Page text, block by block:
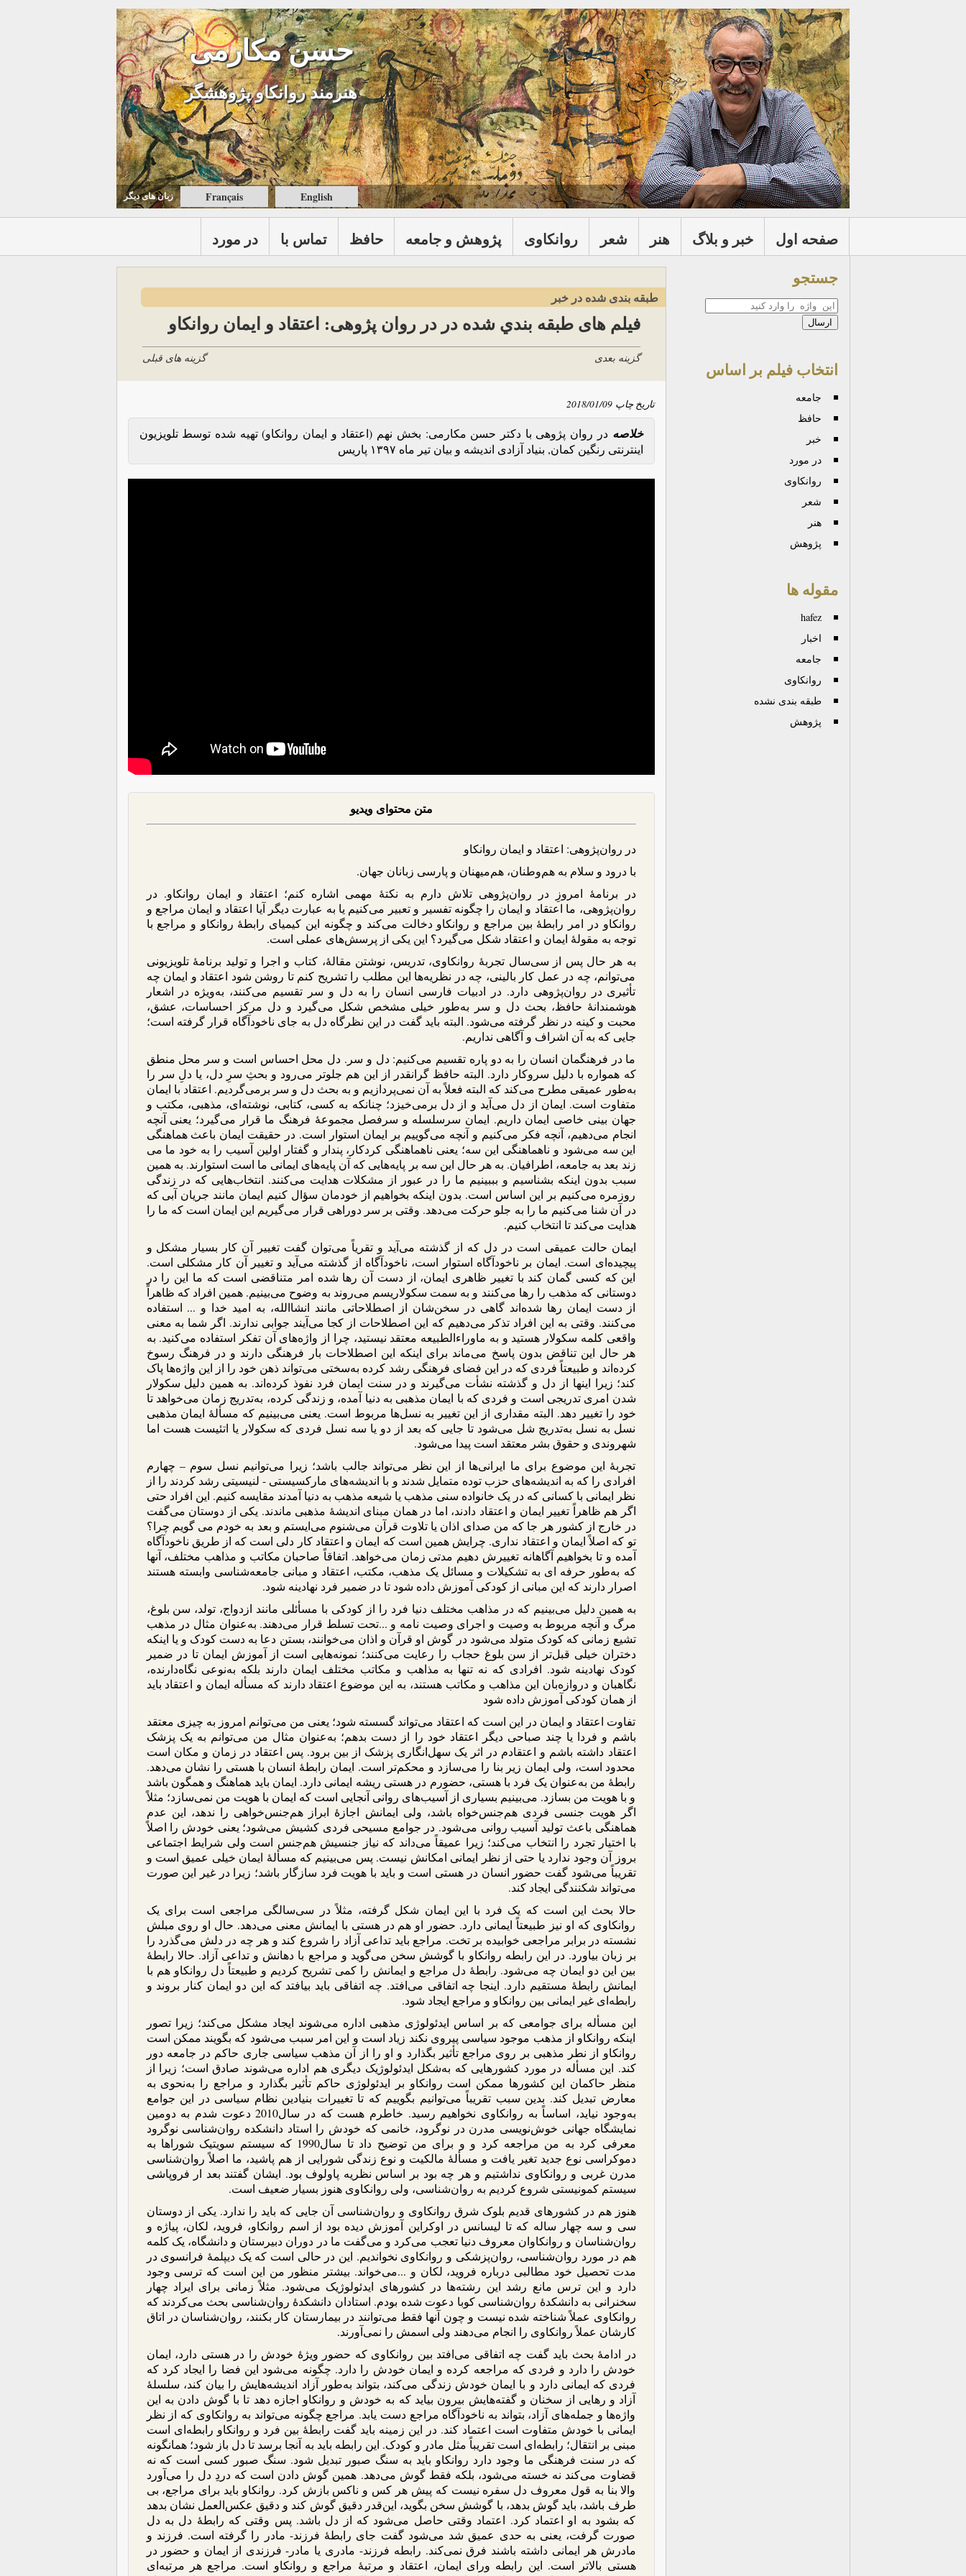
حسن مکارمی
هنرمند روانکاو پژوهشگر
زبان های ديگر Français English
در مورد تماس با حافظ پژوهش و جامعه روانكاوی شعر هنر خبر و بلاگ صفحه اول
طبقه بندی شده در خبر
فیلم های طبقه بندي شده در در روان پژوهی: اعتقاد و ایمان روانکاو
گزینه های قبلی گزینه بعدی
تاریخ چاپ2018/01/09
خلاصهدر روان پژوهی با دکتر حسن مکارمی: بخش نهم (اعتقاد و ایمان روانکاو) تهیه شده توسط تلویزیون
اینترنتی رنگین کمان, بنیاد آزادی اندیشه و بیان تیر ماه ۱۳۹۷ پاریس
متن محتوای ویدیو
در روان‌پژوهی: اعتقاد و ایمان روانکاو
با درود و سلام به هم‌وطنان، هم‌میهنان و پارسی زبانان جهان.
در برنامۀ امروزِ در روان‌پژوهی تلاش دارم به نکتۀ مهمی اشاره کنم؛ اعتقاد و ایمان روانکاو. در
روان‌پژوهی، ما اعتقاد و ایمان را چگونه تفسیر و تعبیر می‌کنیم یا به عبارت دیگر آیا اعتقاد و ایمان مراجع و
روانکاو در امر رابطۀ بین مراجع و روانکاو دخالت می‌کند و چگونه این کیمیای رابطۀ روانکاو و مراجع با
توجه به مقولۀ ایمان و اعتقاد شکل می‌گیرد؟ این یکی از پرسش‌های عملی است.
به هر حال پس از سی‌سال تجربۀ روانکاوی، تدریس، نوشتن مقالۀ، کتاب و اجرا و تولید برنامۀ تلویزیونی
می‌توانم، چه در عمل کار بالینی، چه در نظریه‌ها این مطلب را تشریح کنم تا روشن شود اعتقاد و ایمان چه
تأثیری در روان‌پژوهی دارد. در ادبیات فارسی انسان را به دل و سر تقسیم می‌کنند، به‌ویژه در اشعار
هوشمندانۀ حافظ، بحث دل و سر به‌طور خیلی مشخص شکل می‌گیرد و دل مرکز احساسات، عشق،
محبت و کینه در نظر گرفته می‌شود. البته باید گفت در این نظرگاه دل به جای ناخودآگاه قرار گرفته است؛
جایی که به آن اشراف و آگاهی نداریم.
ما در فرهنگمان انسان را به دو پاره تقسیم می‌کنیم: دل و سر. دل محل احساس است و سر محل منطق
که همواره با دلیل سروکار دارد. البته حافظ گرانقدر از این هم جلوتر می‌رود و بحثِ سرِ دل، یا دلِ سر را
به‌طور عمیقی مطرح می‌کند که البته فعلاً به آن نمی‌پردازیم و به بحث دل و سر برمی‌گردیم. اعتقاد با ایمان
متفاوت است. ایمان از دل می‌آید و از دل برمی‌خیزد؛ چنانکه به کسی، کتابی، نوشته‌ای، مذهبی، مکتب و
جهان بینی خاصی ایمان داریم. ایمان سرسلسله و سرفصل مجموعۀ فرهنگ ما قرار می‌گیرد؛ یعنی آنچه
انجام می‌دهیم، آنچه فکر می‌کنیم و آنچه می‌گوییم بر ایمان استوار است. در حقیقت ایمان باعث هماهنگی
این سه می‌شود و ناهماهنگی این سه؛ یعنی ناهماهنگی کردکار، پندار و گفتار اولین آسیب را به خود ما می
زند بعد به جامعه، اطرافیان. به هر حال این سه بر پایه‌هایی که آن پایه‌های ایمانی ما است استوارند. به همین
سبب بدون اینکه بشناسیم و بببینیم ما را در عبور از مشکلات هدایت می‌کنند. انتخاب‌هایی که در زندگی
روزمره می‌کنیم بر این اساس است. بدون اینکه بخواهیم از خودمان سؤال کنیم ایمان مانند جریان آبی که
در آن شنا می‌کنیم ما را به جلو حرکت می‌دهد. وقتی بر سر دوراهی قرار می‌گیریم این ایمان است که ما را
هدایت می‌کند تا انتخاب کنیم.
ایمان حالت عمیقی است در دل که از گذشته می‌آید و تقریاً می‌توان گفت تغییر آن کار بسیار مشکل و
پیچیده‌ای است. ایمان بر ناخودآگاه استوار است، ناخودآگاه از گذشته می‌آید و تغییر آن کار مشکلی است.
این که کسی گمان کند با تغییر ظاهری ایمان، از دست آن رها شده امر متناقضی است که ما این را در
دوستانی که مذهب را رها می‌کنند و به سمت سکولاریسم می‌روند به وضوح می‌بینیم. همین افراد که ظاهراً
از دست ایمان رها شده‌اند گاهی در سخن‌شان از اصطلاحاتی مانند انشاالله، به امید خدا و ... استفاده
می‌کنند. وقتی به این افراد تذکر می‌دهیم که این اصطلاحات از کجا می‌آیند جوابی ندارند. اگر شما به معنی
واقعی کلمه سکولار هستید و به ماوراء‌الطبیعه معتقد نیستید، چرا از واژه‌های آن تفکر استفاده می‌کنید. به
هر حال این تناقض بدون پاسخ می‌ماند برای اینکه این اصطلاحات بار فرهنگی دارند و در فرهنگ رسوخ
کرده‌اند و طبیعتاً فردی که در این فضای فرهنگی رشد کرده به‌سختی می‌تواند ذهن خود را از این واژه‌ها پاک
کند؛ زیرا اینها از دل و گذشته نشأت می‌گیرند و در سنت ایمان فرد نفوذ کرده‌اند. به همین دلیل سکولار
شدن امری تدریجی است و فردی که با ایمان مذهبی به دنیا آمده، و زندگی کرده، به‌تدریج زمان می‌خواهد تا
خود را تغییر دهد. البته مقداری از این تغییر به نسل‌ها مربوط است. یعنی می‌بینیم که مسألۀ ایمان مذهبی
نسل به نسل به‌تدریج شل می‌شود تا جایی که بعد از دو یا سه نسل فردی که سکولار یا اتئیست هست اما
شهروندی و حقوق بشر معتقد است پیدا می‌شود.
تجربۀ این موضوع برای ما ایرانی‌ها از این نظر می‌تواند جالب باشد؛ زیرا می‌توانیم نسل سوم – چهارم
افرادی را که به اندیشه‌های حزب توده متمایل شدند و با اندیشه‌های مارکسیستی - لنیسیتی رشد کردند را از
نظر ایمانی با کسانی که در یک خانواده سنی مذهب یا شیعه مذهب به دنیا آمدند مقایسه کنیم. این افراد حتی
اگر هم ظاهراً تغییر ایمان و اعتقاد دادند، اما در همان مبنای اندیشۀ مذهبی ماندند. یکی از دوستان می‌گفت
در خارج از کشور هر جا که من صدای اذان یا تلاوت قرآن می‌شنوم می‌ایستم و بعد به خودم می گویم چرا؟
تو که اصلاً ایمان و اعتقاد نداری. چرایش همین است که ایمان و اعتقاد کار دلی است که از طریق ناخودآگاه
آمده و تا بخواهیم آگاهانه تغییرش دهیم مدتی زمان می‌خواهد. اتفاقاً صاحبان مکاتب و مذاهب مختلف، آنها
که به‌طور حرفه ای به تشکیلات و مسائل یک مذهب، مکتب، اعتقاد و مبانی جامعه‌شناسی وابسته هستند
اصرار دارند که این مبانی از کودکی آموزش داده شود تا در ضمیر فرد نهادینه شود.
به همین دلیل می‌بینیم که در مذاهب مختلف دنیا فرد را از کودکی با مسأئلی مانند ازدواج، تولد، سن بلوغ،
مرگ و آنچه مربوط به وصیت و اجرای وصیت نامه و ...تحت تسلط قرار می‌دهند. به‌عنوان مثال در مذهب
تشیع زمانی که کودک متولد می‌شود در گوش او قرآن و اذان می‌خوانند، بستن دعا به دست کودک و یا اینکه
دختران خیلی قبل‌تر از سن بلوغ حجاب را رعایت می‌کنند؛ نمونه‌هایی است از آموزش ایمان تا در ضمیر
کودک نهادینه شود. افرادی که نه تنها به مذاهب و مکاتب مختلف ایمان دارند بلکه به‌نوعی نگاه‌دارنده،
نگاهبان و دروازه‌بان این مذاهب و مکاتب هستند، به این موضوع اعتقاد دارند که مسأله ایمان و اعتقاد باید
از همان کودکی آموزش داده شود
تفاوت اعتقاد و ایمان در این است که اعتقاد می‌تواند گسسته شود؛ یعنی من می‌توانم امروز به چیزی معتقد
باشم و فردا یا چند صباحی دیگر اعتقاد خود را از دست بدهم؛ به‌عنوان مثال من می‌توانم به یک پزشک
اعتقاد داشته باشم و اعتقادم در اثر یک سهل‌انگاری پزشک از بین برود. پس اعتقاد در زمان و مکان است
محدود است، ولی ایمان زیر بنا را می‌سازد و محکم‌تر است. ایمان رابطۀ انسان با هستی را نشان می‌دهد.
رابطۀ من به‌عنوان یک فرد با هستی، حضورم در هستی ریشه ایمانی دارد. ایمان باید هماهنگ و همگون باشد
و با هویت من بسازد. می‌بینیم بسیاری از آسیب‌های روانی آنجایی است که ایمان با هویت من نمی‌سازد؛ مثلاً
اگر هویت جنسی فردی هم‌جنس‌خواه باشد، ولی ایمانش اجازۀ ابراز هم‌جنس‌خواهی را ندهد، این عدم
هماهنگی باعث تولید آسیب روانی می‌شود. در جوامع مسیحی فردی کشیش می‌شود؛ یعنی خودش را اصلاً
با اختیار تجرد را انتخاب می‌کند؛ زیرا عمیقاً می‌داند که نیاز جنسیش هم‌جنس است ولی شرایط اجتماعی
بروز آن وجود ندارد یا حتی از نظر ایمانی امکانش نیست. پس می‌بینیم که مسألۀ ایمان خیلی عمیق است و
تقریباً می‌شود گفت حضور انسان در هستی است و باید با هویت فرد سازگار باشد؛ زیرا در غیر این صورت
می‌تواند شکنندگی ایجاد کند.
حالا بحث این است که یک فرد با این ایمان شکل گرفته، مثلاً در سی‌سالگی مراجعی است برای یک
روانکاوی که او نیز طبیعتاً ایمانی دارد. حضور او هم در هستی با ایمانش معنی می‌دهد. حال او روی مبلش
نشسته در برابر مراجعی خوابیده بر تخت. مراجع باید تداعی آزاد را شروع کند و هر چه در دلش می‌گذرد را
بر زبان بیاورد. در این رابطه روانکاو با گوشش سخن می‌گوید و مراجع با دهانش و تداعی آزاد. حالا رابطۀ
بین این دو ایمان چه می‌شود. رابطۀ دل مراجع و ایمانش را کمی تشریح کردیم و طبیعتاً دل روانکاو هم با
ایمانش رابطۀ مستقیم دارد. اینجا چه اتفاقی می‌افتد. چه اتفاقی باید بیافتد که این دو ایمان کنار بروند و
رابطه‌ای غیر ایمانی بین روانکاو و مراجع ایجاد شود.
این مسأله برای جوامعی که بر اساس ایدئولوژی مذهبی اداره می‌شوند ایجاد مشکل می‌کند؛ زیرا تصور
اینکه روانکاو از مذهب موجود سیاسی پیروی نکند زیاد است و این امر سبب می‌شود که بگویند ممکن است
روانکاو از نطر مذهبی بر روی مراجع تأثیر بگذارد و او را از آن مذهب سیاسی جاری حاکم در جامعه دور
کند. این مسأله در مورد کشورهایی که به‌شکل ایدئولوژیک دیگری هم اداره می‌شوند صادق است؛ زیرا از
منظر حاکمان این کشورها ممکن است روانکاو بر ایدئولوژی حاکم تأثیر بگذارد و مراجع را به‌نحوی به
معارض تبدیل کند. بدین سبب تقریباً می‌توانیم بگوییم که تا تغییرات بنیادین نظام سیاسی در این جوامع
به‌وجود نیاید، اساساً به روانکاوی نخواهیم رسید. خاطرم هست که در سال2010 دعوت شدم به دومین
نمایشگاه جهانی خوش‌نویسی مدرن در نوگرود، خانمی که خودش را استاد دانشکده روان‌‌شناسی نوگرود
معرفی کرد به من مراجعه کرد و و برای من توضیح داد تا سال1990 که سیستم سویتیک شوراها به
دموکراسی نوع جدید تغیر یافت و مسألۀ مالکیت و نوع زندگی شورایی از هم پاشید، ما اصلاً روان‌‌شناسی
مدرن غربی و روانکاوی نداشتیم و هر چه بود بر اساس نظریه پاولوف بود. ایشان گفتند بعد ار فروپاشی
سیستم کمونیستی شروع کردیم به روان‌‌شناسی، ولی روانکاوی هنوز بسیار ضعیف است.
هنوز هم در کشورهای قدیم بلوک شرق روانکاوی و روان‌‌شناسی آن جایی که باید را ندارد. یکی از دوستان
سی و سه چهار ساله که تا لیسانس در اوکراین آموزش دیده بود از اسم روانکاو، فروید، لکان، پیاژه و
روان‌‌شناسان و روانکاوان معروف دنیا تعجب می‌کرد و می‌گفت ما در دوران دبیرستان و دانشگاه، یک کلمه
هم در مورد روان‌‌شناسی، روان‌پزشکی و روانکاوی نخواندیم. این در حالی است که یک دیپلمۀ فرانسوی در
مدت تحصیل خود مطالبی درباره فروید، لکان و ...می‌خواند. بیشتر منظور من این است که ترسی وجود
دارد و این ترس مانع رشد این رشته‌ها در کشورهای ایدئولوژیک می‌شود. مثلاً زمانی برای ایراد چهار
سخنرانی به دانشکدۀ روان‌‌شناسی کوبا دعوت شده بودم. استادان دانشکدۀ روان‌‌شناسی بحث می‌کردند که
روانکاوی عملاً شناخته شده نیست و چون آنها فقط می‌توانند در بیمارستان کار بکنند، روان‌‌شناسان در اتاق
کارشان عملاً روانکاوی را انجام می‌دهند ولی اسمش را نمی‌آورند.
در ادامۀ بحث باید گفت چه اتفاقی می‌افتد بین روانکاوی که حضور ویژۀ خودش را در هستی دارد، ایمان
خودش را دارد و فردی که مراجعه کرده و ایمان خودش را دارد. چگونه می‌شود این فضا را ایجاد کرد که
فردی که ایمانی دارد و با ایمان خودش زندگی می‌کند، بتواند به‌طور آزاد اندیشه‌هایش را بیان کند، سلسلۀ
آزاد و رهایی از سخنان و گفته‌هایش بیرون بیاید که به خودش و روانکاو اجازه دهد تا با گوش دادن به این
واژه‌ها و جمله‌های آزاد، بتواند به ناخودآگاه مراجع دست یابد. مراجع چگونه می‌تواند به روانکاوی که از نظر
ایمانی با خودش متفاوت است اعتماد کند. در این‌ زمینه باید گفت رابطۀ بین فرد و روانکاو رابطه‌ای است
مبنی بر انتقال؛ رابطه‌ای است تقریباً مثل مادر و کودک. این رابطه باید به آنجا برسد تا دل باز شود؛ همانگونه
که در سنت فرهنگی ما وجود دارد روانکاو باید به سنگ صبور تبدیل شود. سنگ صبور کسی است که نه
قضاوت می‌کند نه خسته می‌شود، بلکه فقط گوش می‌دهد. همین گوش دادن است که دردِ دل را می‌آورد
والا بنا به قول معروف دل سفره نیست که پیش هر کس و ناکس بازش کرد. روانکاو باید برای مراجع، بی
طرف باشد، باید گوش بدهد، با گوشش سخن بگوید، این‌قدر دقیق گوش کند و دقیق عکس‌العمل نشان بدهد
که بشود به او اعتماد کرد. اعتماد وقتی حاصل می‌شود که از دل باشد. پس وقتی که رابطۀ دل به دل
صورت گرفت، یعنی به حدی عمیق شد می‌شود گفت جای رابطۀ فرزند- مادر را گرفته است. فرزند و
مادرش هر ایمانی داشته باشند فرق نمی‌کند. رابطه فرزند- مادری یا مادر- فرزندی از ایمان و حضور در
هستی بالاتر است. این رابطه ورای ایمان، اعتقاد و مرتبۀ مراجع و روانکاو است. مراجع هر مرتبه‌ای
جستجو
جستجو
انتخاب فیلم بر اساس
جامعه
حافظ
خبر
در مورد
روانكاوی
شعر
هنر
پژوهش
مقوله ها
hafez
اخبار
جامعه
روانكاوی
طبقه بندی نشده
پژوهش